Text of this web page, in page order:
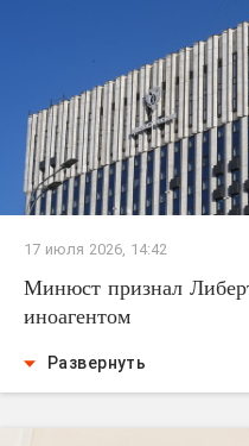
17 июля 2026, 14:42
Минюст признал
иноагентом
Развернуть